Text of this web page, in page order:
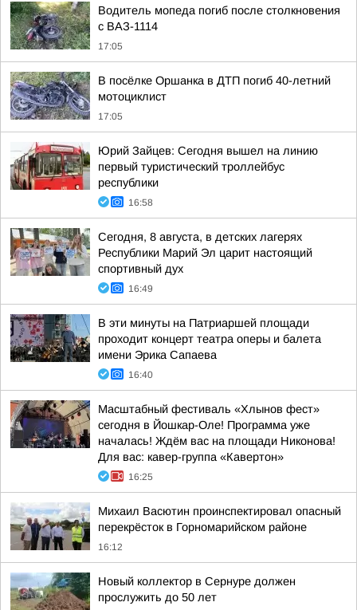
Водитель мопеда погиб после столкновения
с ВАЗ-1114
17:05
В посёлке Оршанка в ДТП погиб 40-летний
мотоциклист
17:05
Юрий Зайцев: Сегодня вышел на линию
первый туристический троллейбус
республики
16:58
Сегодня, 8 августа, в детских лагерях
Республики Марий Эл царит настоящий
спортивный дух
16:49
В эти минуты на Патриаршей площади
проходит концерт театра оперы и балета
имени Эрика Сапаева
16:40
Масштабный фестиваль «Хлынов фест»
сегодня в Йошкар-Оле! Программа уже
началась! Ждём вас на площади Никонова!
Для вас: кавер-группа «Кавертон»
16:25
Михаил Васютин проинспектировал опасный
перекрёсток в Горномарийском районе
16:12
Новый коллектор в Сернуре должен
прослужить до 50 лет